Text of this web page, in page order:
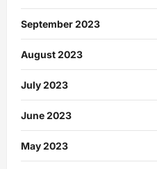
September 2023
August 2023
July 2023
June 2023
May 2023